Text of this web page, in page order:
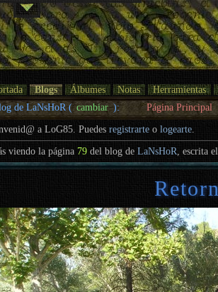
Blogs Álbumes Notas
Herramientas
de LaNsHoR ( cambiar ): Página Principal
a LoG85. Puedesregistrarte ologearte.
viendo la página 79 del blog deLaNsHoR , escrita